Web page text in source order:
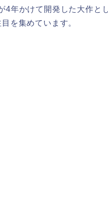
4年かけて開発した大作と
を集めています。